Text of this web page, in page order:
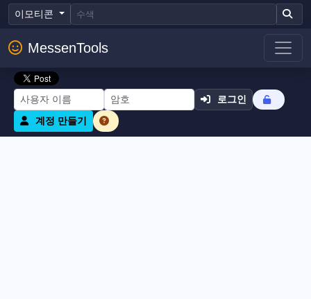
이모티콘
MessenTools
로그인
계정 만들기